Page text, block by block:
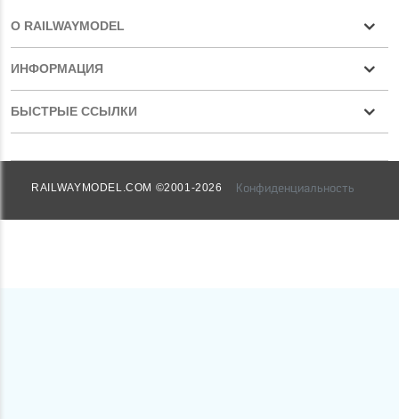
О RAILWAYMODEL
ИНФОРМАЦИЯ
БЫСТРЫЕ ССЫЛКИ
RAILWAYMODEL.COM ©2001-2026 Конфиденциальность